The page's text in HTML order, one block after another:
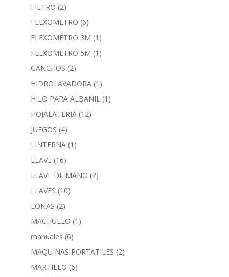
FILTRO (2)
FLEXOMETRO (6)
FLEXOMETRO 3M (1)
FLEXOMETRO 5M (1)
GANCHOS (2)
HIDROLAVADORA (1)
HILO PARA ALBAÑIL (1)
HOJALATERIA (12)
JUEGOS (4)
LINTERNA (1)
LLAVE (16)
LLAVE DE MANO (2)
LLAVES (10)
LONAS (2)
MACHUELO (1)
manuales (6)
MAQUINAS PORTATILES (2)
MARTILLO (6)